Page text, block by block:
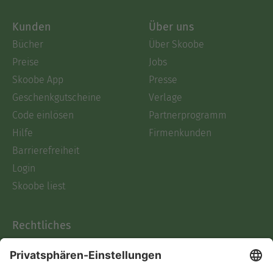
Kunden
Bücher
Preise
Skoobe App
Geschenkgutscheine
Code einlösen
Hilfe
Barrierefreiheit
Login
Skoobe liest
Über uns
Über Skoobe
Jobs
Presse
Verlage
Partnerprogramm
Firmenkunden
Rechtliches